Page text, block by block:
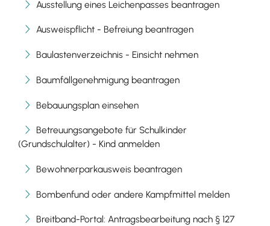
Ausstellung eines Leichenpasses beantragen
Ausweispflicht - Befreiung beantragen
Baulastenverzeichnis - Einsicht nehmen
Baumfällgenehmigung beantragen
Bebauungsplan einsehen
Betreuungsangebote für Schulkinder
(Grundschulalter) - Kind anmelden
Bewohnerparkausweis beantragen
Bombenfund oder andere Kampfmittel melden
Breitband-Portal: Antragsbearbeitung nach § 127